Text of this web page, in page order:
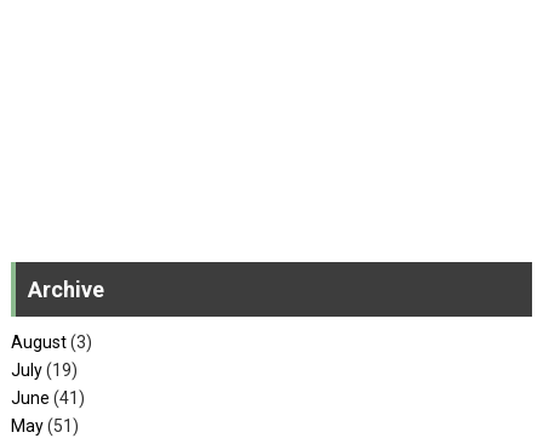
Archive
August(3)
July(19)
June (41)
May(51)